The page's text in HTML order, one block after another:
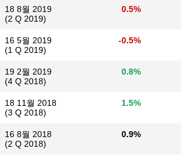
18 8월 2019
(2 Q 2019)
0.5%
16 5월 2019
(1 Q 2019)
-0.5%
19 2월 2019
(4 Q 2018)
0.8%
18 11월 2018
(3 Q 2018)
1.5%
16 8월 2018
(2 Q 2018)
0.9%